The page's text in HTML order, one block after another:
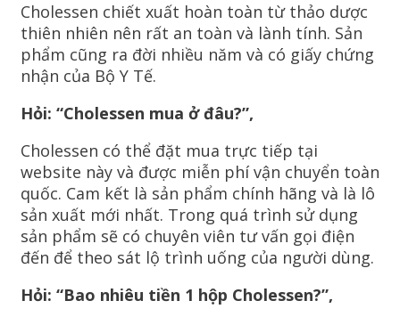
Cholessen chiết xuất hoàn toàn từ thảo dược
thiên nhiên nên rất an toàn và lành tính. Sản
phẩm cũng ra đời nhiều năm và có giấy chứng
nhận của Bộ Y Tế.
Hỏi: “Cholessen mua ở đâu?”,
Cholessen có thể đặt mua trực tiếp tại
website này và được miễn phí vận chuyển toàn
quốc. Cam kết là sản phẩm chính hãng và là lô
sản xuất mới nhất. Trong quá trình sử dụng
sản phẩm sẽ có chuyên viên tư vấn gọi điện
đến để theo sát lộ trình uống của người dùng.
Hỏi: “Bao nhiêu tiền 1 hộp Cholessen?”,